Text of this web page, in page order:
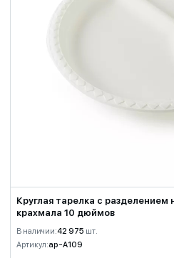
Круглая тарелка с разделением
крахмала 10 дюймов
В наличии:42 975 шт.
Артикул:ap-A109